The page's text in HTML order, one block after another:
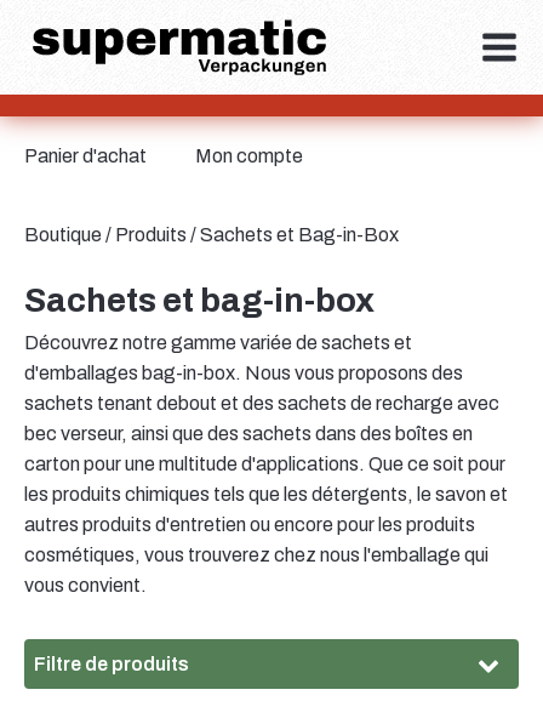
Boutique/ Produits / Sachets et Bag-in-Box
Panier d'achat Mon compte
Sachets et bag-in-box
Découvrez notre gamme variée de sachets et
d'emballages bag-in-box. Nous vous proposons des
sachets tenant debout et des sachets de recharge avec
bec verseur, ainsi que des sachets dans des boîtes en
carton pour une multitude d'applications. Que ce soit pour
les produits chimiques tels que les détergents, le savon et
autres produits d'entretien ou encore pour les produits
cosmétiques, vous trouverez chez nous l'emballage qui
vous convient.
Filtre de produits